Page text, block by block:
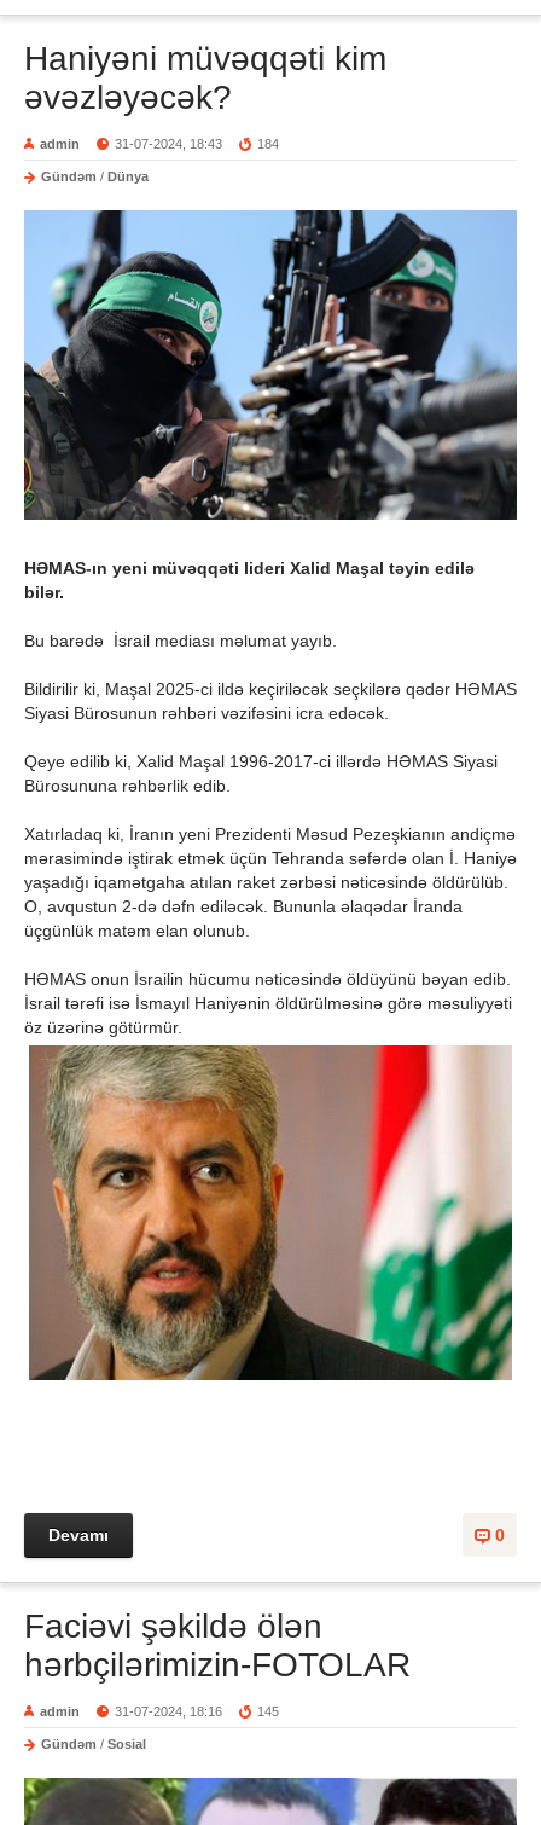
Haniyəni müvəqqəti kim
əvəzləyəcək?
admin 31-07-2024, 18:43 184
Gündəm / Dünya
HƏMAS-ın yeni müvəqqəti lideri Xalid Maşal təyin edilə
bilər.
Bu barədə İsrail mediası məlumat yayıb.
Bildirilir ki, Maşal 2025-ci ildə keçiriləcək seçkilərə qədər HƏMAS
Siyasi Bürosunun rəhbəri vəzifəsini icra edəcək.
Qeye edilib ki, Xalid Maşal 1996-2017-ci illərdə HƏMAS Siyasi
Bürosununa rəhbərlik edib.
Xatırladaq ki, İranın yeni Prezidenti Məsud Pezeşkianın andiçmə
mərasimində iştirak etmək üçün Tehranda səfərdə olan İ. Haniyə
yaşadığı iqamətgaha atılan raket zərbəsi nəticəsində öldürülüb.
O, avqustun 2-də dəfn ediləcək. Bununla əlaqədar İranda
üçgünlük matəm elan olunub.
HƏMAS onun İsrailin hücumu nəticəsində öldüyünü bəyan edib.
İsrail tərəfi isə İsmayıl Haniyənin öldürülməsinə görə məsuliyyəti
öz üzərinə götürmür.
0
Devamı
Faciəvi şəkildə ölən
hərbçilərimizin-FOTOLAR
admin 31-07-2024, 18:16 145
Gündəm / Sosial